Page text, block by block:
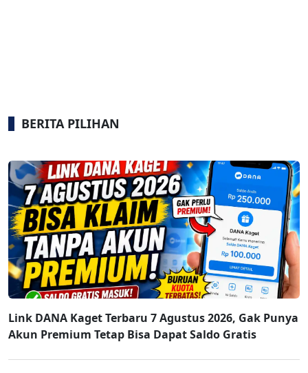
BERITA PILIHAN
Link DANA Kaget Terbaru 7 Agustus 2026, Gak Punya
Akun Premium Tetap Bisa Dapat Saldo Gratis